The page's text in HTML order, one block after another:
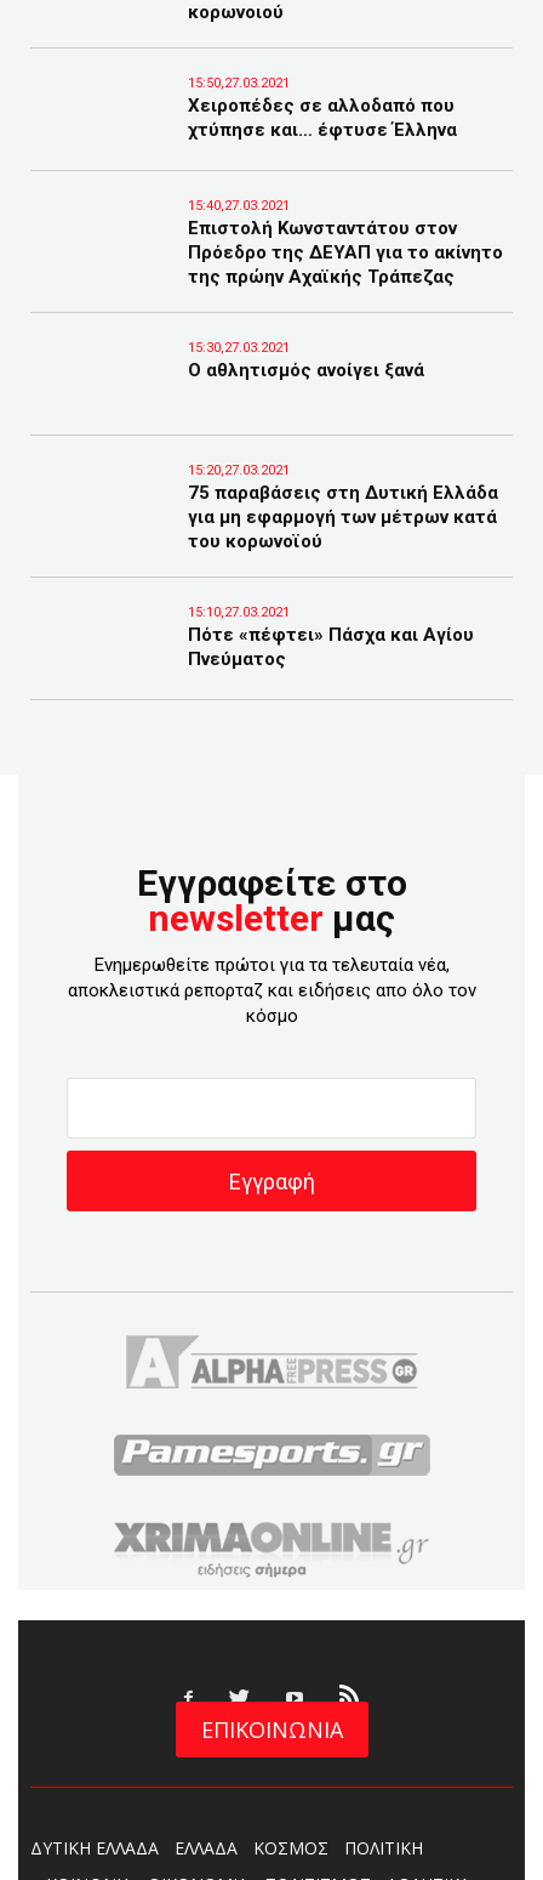
κορωνοιού
15:50,27.03.2021
Χειροπέδες σε αλλοδαπό που
χτύπησε και… έφτυσε Έλληνα
15:40,27.03.2021
Επιστολή Κωνσταντάτου στον
Πρόεδρο της ΔΕΥΑΠ για το ακίνητο
της πρώην Αχαϊκής Τράπεζας
15:30,27.03.2021
Ο αθλητισμός ανοίγει ξανά
15:20,27.03.2021
75 παραβάσεις στη Δυτική Ελλάδα
για μη εφαρμογή των μέτρων κατά
του κορωνοϊού
15:10,27.03.2021
Πότε «πέφτει» Πάσχα και Αγίου
Πνεύματος
Εγγραφείτε στο
newsletter μας
Ενημερωθείτε πρώτοι για τα τελευταία νέα,
αποκλειστικά ρεπορταζ και ειδήσεις απο όλο τον
κόσμο
ΕΠΙΚΟΙΝΩΝΙΑ
ΔΥΤΙΚΗ ΕΛΛΑΔΑ ΕΛΛΑΔΑ ΚΟΣΜΟΣ
ΠΟΛΙΤΙΚΗ